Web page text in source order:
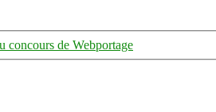
concours de Webportage